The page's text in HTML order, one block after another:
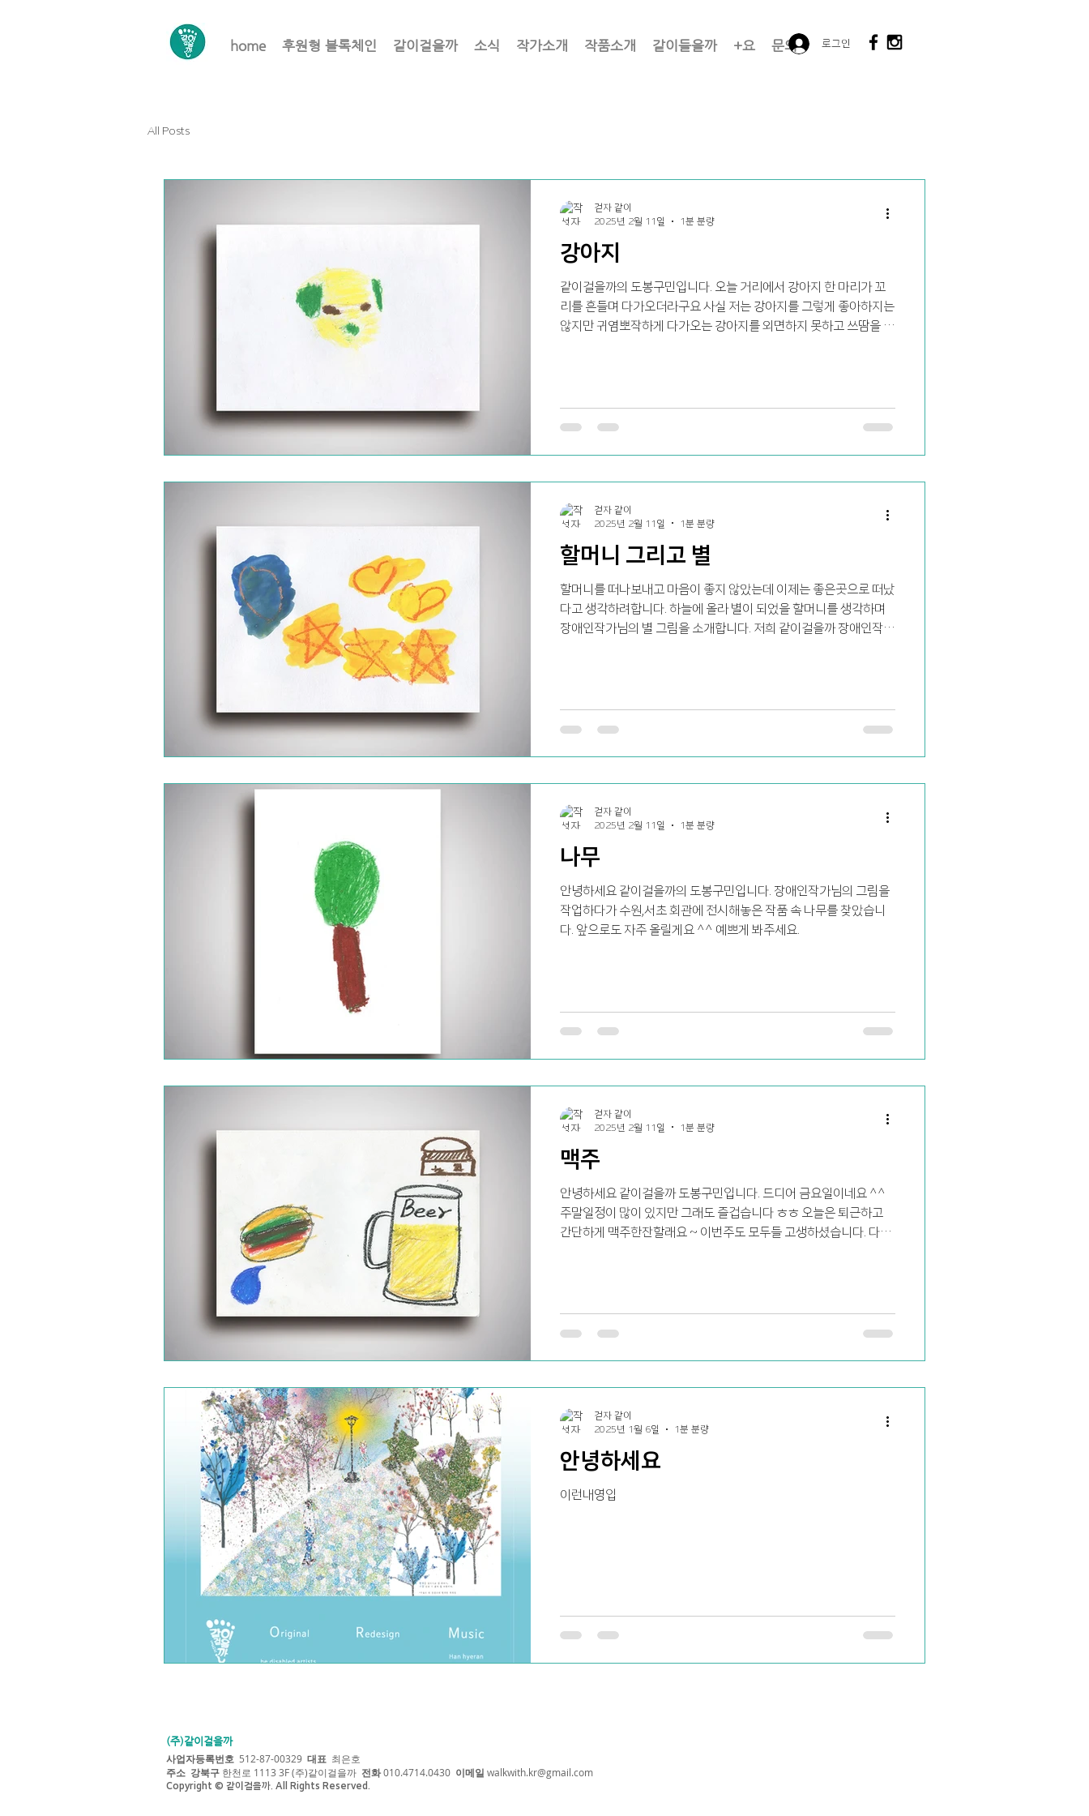
home 후원형 블록체인 같이걸을까 소식 작가소개 작품소개 같이들을까 +요 문의 로그인
All Posts
강아지
같이걸을까의 도봉구민입니다. 오늘 거리에서 강아지 한 마리가 꼬
리를 흔들며 다가오더라구요 사실 저는 강아지를 그렇게 좋아하지는
않지만 귀염뽀작하게 다가오는 강아지를 외면하지 못하고 쓰땀을 해
걷자 같이
2025년 2월 11일
1분 분량
할머니 그리고 별
할머니를 떠나보내고 마음이 좋지 않았는데 이제는 좋은곳으로 떠났
다고 생각하려합니다. 하늘에 올라 별이 되었을 할머니를 생각하며
장애인작가님의 별 그림을 소개합니다. 저희 같이걸을까 장애인작가
걷자 같이
2025년 2월 11일
1분 분량
나무
안녕하세요 같이걸을까의 도봉구민입니다. 장애인작가님의 그림을
작업하다가 수원,서초 회관에 전시해놓은 작품 속 나무를 찾았습니
다. 앞으로도 자주 올릴게요 ^^ 예쁘게 봐주세요.
걷자 같이
2025년 2월 11일
1분 분량
맥주
안녕하세요 같이걸을까 도봉구민입니다. 드디어 금요일이네요 ^^
주말일정이 많이 있지만 그래도 즐겁습니다 ㅎㅎ 오늘은 퇴근하고
간단하게 맥주한잔할래요 ~ 이번주도 모두들 고생하셨습니다. 다들
걷자 같이
2025년 2월 11일
1분 분량
안녕하세요
이런내영입
걷자 같이
2025년 1월 6일
1분 분량
(주)같이걸을까
사업자등록번호 512-87-00329 대표 최은호
주소 강북구 한천로 1113 3F (주)같이걸을까 전화010.4714.0430 이메일 walkwith.kr@gmail.com
Copyright © 같이걸을까. All Rights Reserved.